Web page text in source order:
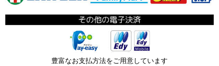
豊富なお支払方法をご用意しています